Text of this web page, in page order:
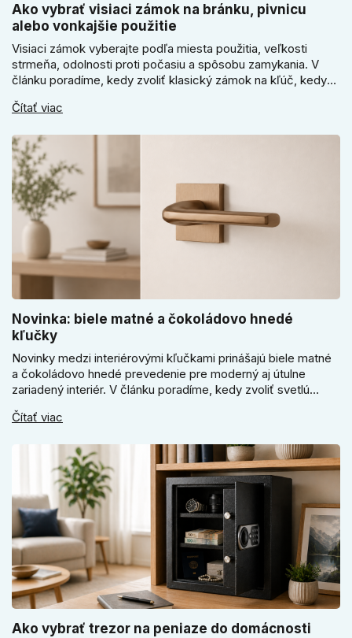
Ako vybrať visiaci zámok na bránku, pivnicu
alebo vonkajšie použitie
Visiaci zámok vyberajte podľa miesta použitia, veľkosti
strmeňa, odolnosti proti počasiu a spôsobu zamykania. V
článku poradíme, kedy zvoliť klasický zámok na kľúč, kedy
sa pri bránke, pivnici alebo záhradnom domčeku neoplatí
Čítať viac
Novinka: biele matné a čokoládovo hnedé
kľučky
Novinky medzi interiérovými kľučkami prinášajú biele matné
a čokoládovo hnedé prevedenie pre moderný aj útulne
zariadený interiér. V článku poradíme, kedy zvoliť svetlú
ako vyberať medzi okrúhlym a štvorcovým štítom. Nové
Čítať viac
Ako vybrať trezor na peniaze do domácnosti